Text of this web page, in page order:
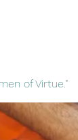
of Virtue."